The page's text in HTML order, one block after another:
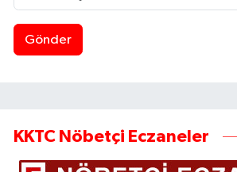
Gönder
KKTC Nöbetçi Eczaneler